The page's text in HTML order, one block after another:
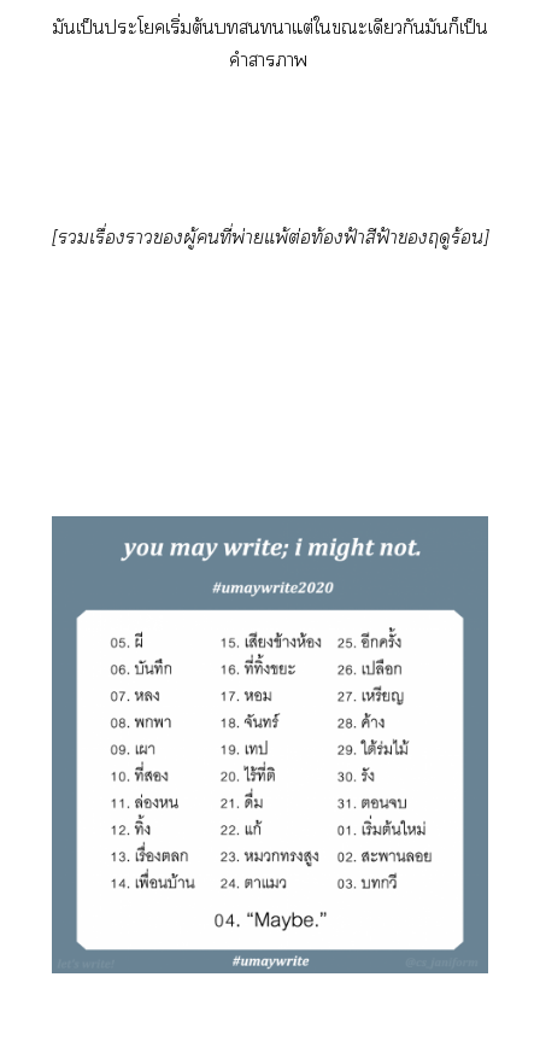
มันเป็นะโเริ่มต้นาแต่ใะเดียวกันมันก็เป็น
คำาา
[เรื่องาผู้คนที่พ่ายแพ้ต่อท้องฟ้าสีฟ้าฤดูร้อน]